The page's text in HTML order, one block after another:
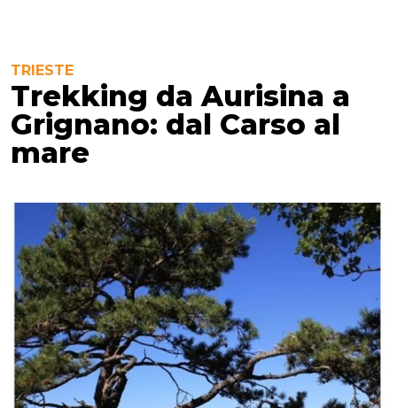
TRIESTE
Trekking da Aurisina a
Grignano: dal Carso al
mare